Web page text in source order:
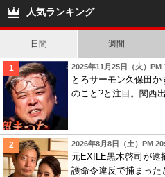
人気ランキング
日間 週間
2025年11月25日（火）PM
とろサーモン久保田
のこと?と注目。関西
2026年8月8日（土）PM
元EXILE黒木啓司が
護命令違反で捕まっ